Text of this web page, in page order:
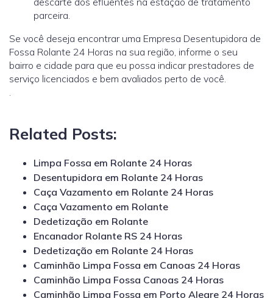
parceira.
Se você deseja encontrar uma Empresa Desentupidora de
Fossa Rolante 24 Horas na sua região, informe o seu
bairro e cidade para que eu possa indicar prestadores de
serviço licenciados e bem avaliados perto de você.
Related Posts:
Limpa Fossa em Rolante 24 Horas
Desentupidora em Rolante 24 Horas
Caça Vazamento em Rolante 24 Horas
Caça Vazamento em Rolante
Dedetização em Rolante
Encanador Rolante RS 24 Horas
Dedetização em Rolante 24 Horas
Caminhão Limpa Fossa em Canoas 24 Horas
Caminhão Limpa Fossa Canoas 24 Horas
Caminhão Limpa Fossa em Porto Alegre 24 Horas